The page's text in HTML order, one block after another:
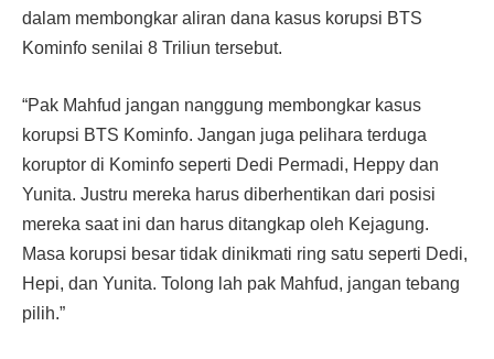
dalam membongkar aliran dana kasus korupsi BTS
Kominfo senilai 8 Triliun tersebut.
“Pak Mahfud jangan nanggung membongkar kasus
korupsi BTS Kominfo. Jangan juga pelihara terduga
koruptor di Kominfo seperti Dedi Permadi, Heppy dan
Yunita. Justru mereka harus diberhentikan dari posisi
mereka saat ini dan harus ditangkap oleh Kejagung.
Masa korupsi besar tidak dinikmati ring satu seperti Dedi,
Hepi, dan Yunita. Tolong lah pak Mahfud, jangan tebang
pilih.”